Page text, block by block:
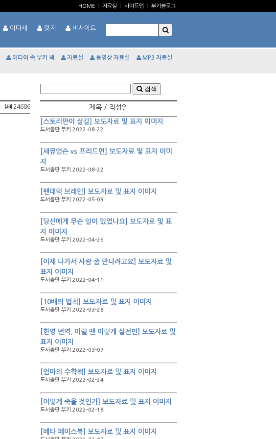
HOME 자료실 사이트맵 부키블로그
이다새 릿지 비사이드
미디어 속 부키 책 자료실 동영상 자료실 MP3 자료실
24686
검색
제목 / 작성일
[스토리만이 살길] 보도자료 및 표지 이미지
도서출판 부키 2022-08-22
[새뮤얼슨 vs 프리드먼] 보도자료 및 표지 이미
지
도서출판 부키 2022-08-22
[팬데믹 브레인] 보도자료 및 표지 이미지
도서출판 부키 2022-05-09
[당신에게 무슨 일이 있었나요] 보도자료 및 표
지 이미지
도서출판 부키 2022-04-25
[이제 나가서 사람 좀 만나려고요] 보도자료 및
표지 이미지
도서출판 부키 2022-04-11
[10배의 법칙] 보도자료 및 표지 이미지
도서출판 부키 2022-03-28
[한영 번역, 이럴 땐 이렇게 실전편] 보도자료 및
표지 이미지
도서출판 부키 2022-03-07
[엄마의 수학책] 보도자료 및 표지 이미지
도서출판 부키 2022-02-24
[어떻게 죽을 것인가] 보도자료 및 표지 이미지
도서출판 부키 2022-02-18
[메타 페이스북] 보도자료 및 표지 이미지